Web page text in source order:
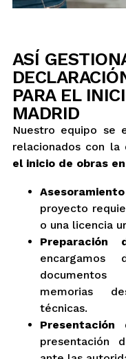
ASÍ
PARA EL
MADRID
Nuestro equipo se
relacionados con la
el inicio de obras
proyecto
o una licencia
Preparación
documentos
memorias
técnicas.
presentación